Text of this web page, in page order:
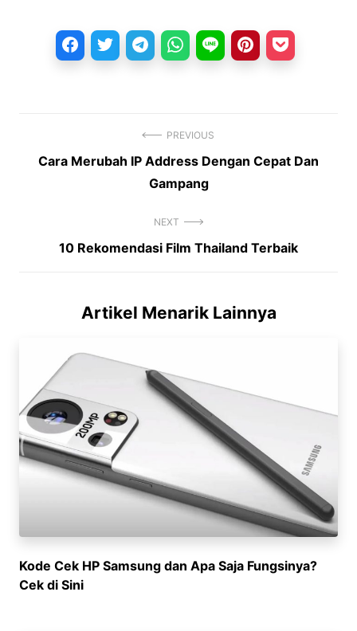
Navigasi
PREVIOUS
Previous
Cara Merubah IP Address Dengan Cepat Dan
Gampang
NEXT
Next
10 Rekomendasi Film Thailand Terbaik
Artikel Menarik Lainnya
Kode Cek HP Samsung dan Apa Saja Fungsinya?
Cek di Sini